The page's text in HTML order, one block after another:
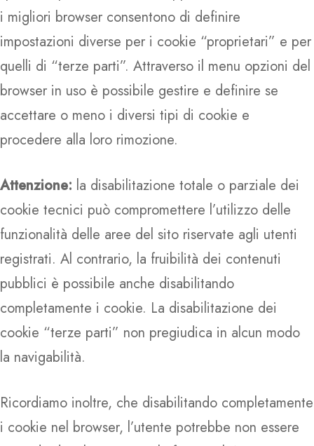
i migliori browser consentono di definire
impostazioni diverse per i cookie “proprietari” e per
quelli di “terze parti”. Attraverso il menu opzioni del
browser in uso è possibile gestire e definire se
accettare o meno i diversi tipi di cookie e
procedere alla loro rimozione.
Attenzione: la disabilitazione totale o parziale dei
cookie tecnici può compromettere l’utilizzo delle
funzionalità delle aree del sito riservate agli utenti
registrati. Al contrario, la fruibilità dei contenuti
pubblici è possibile anche disabilitando
completamente i cookie. La disabilitazione dei
cookie “terze parti” non pregiudica in alcun modo
la navigabilità.
Ricordiamo inoltre, che disabilitando completamente
i cookie nel browser, l’utente potrebbe non essere